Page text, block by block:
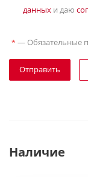
данных и даю
* — Обязательные
Отправить
Наличие